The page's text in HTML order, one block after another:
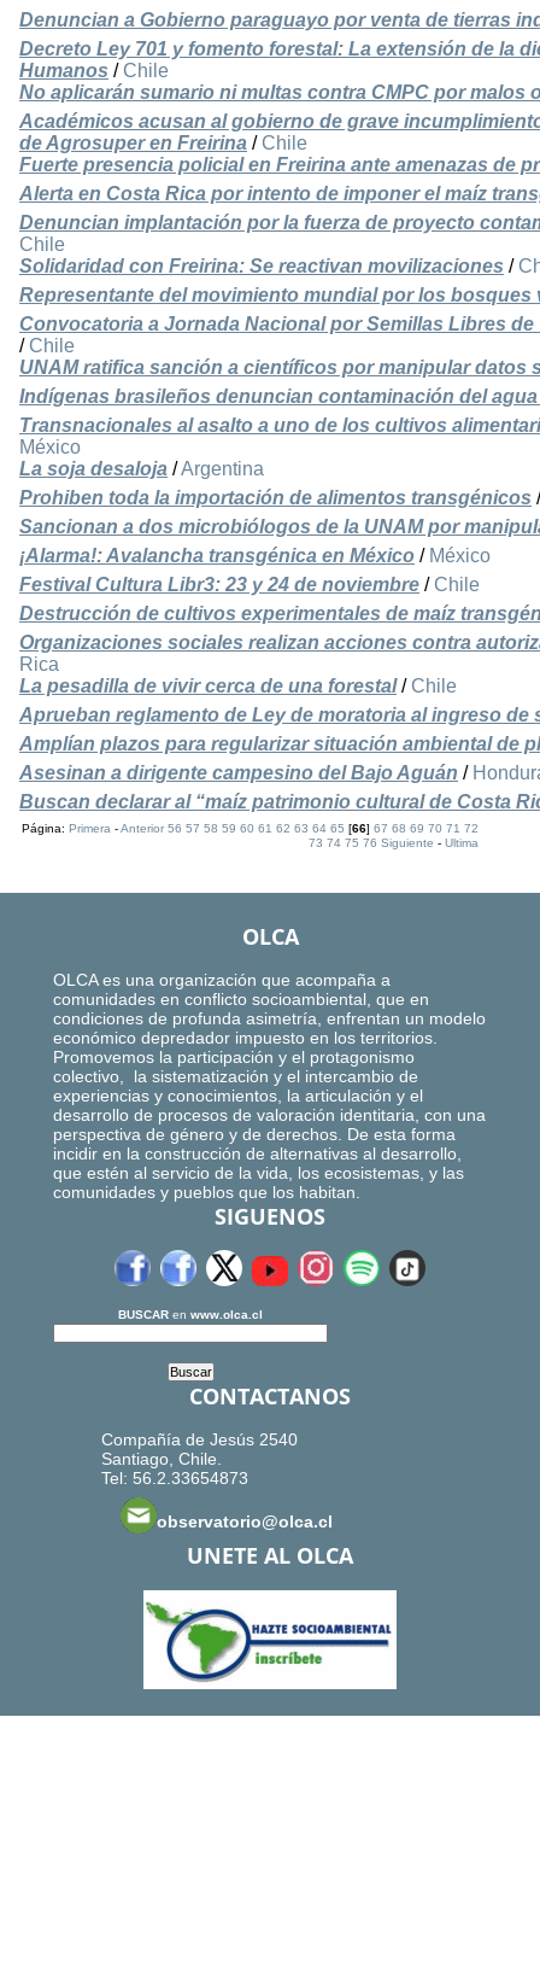
Denuncian a Gobierno paraguayo por venta de tierras
Decreto Ley 701 y fomento forestal: La extensión de la
Humanos / Chile
No aplicarán sumario ni multas contra CMPC por malos
Académicos acusan al gobierno de grave
de Agrosuper en Freirina / Chile
Fuerte presencia policial en Freirina ante amenazas de
Alerta en Costa Rica por intento de imponer el maíz
Denuncian implantación por la fuerza de proyecto
Chile
Solidaridad con Freirina: Se reactivan movilizaciones /
Representante del movimiento mundial por los
Convocatoria a Jornada Nacional por Semillas Libres
/ Chile
UNAM ratifica sanción a científicos por manipular datos
Indígenas brasileños denuncian contaminación del
Transnacionales al asalto a uno de los cultivos
México
La soja desaloja /Argentina
Prohiben toda la importación de alimentos transgénicos
Sancionan a dos microbiólogos de la UNAM por
¡Alarma!: Avalancha transgénica en México / México
Festival Cultura Libr3: 23 y 24 de noviembre / Chile
Destrucción de cultivos experimentales de maíz
Organizaciones sociales realizan acciones contra
Rica
La pesadilla de vivir cerca de una forestal/ Chile
Aprueban reglamento de Ley de moratoria al ingreso de
Amplían plazos para regularizar situación ambiental de
Asesinan a dirigente campesino del Bajo Aguán /
Buscan declarar al “maíz patrimonio cultural de Costa
Página:Primera -Anterior 56 57 58 59 60 61 62 63 64 65 [66]67 68 69 70 71 72
73 74 75 76 Siguiente -Ultima
OLCA
OLCA es una organización que acompaña a
comunidades en conflicto socioambiental, que en
condiciones de profunda asimetría, enfrentan un modelo
económico depredador impuesto en los territorios.
Promovemos la participación y el protagonismo
colectivo, la sistematización y el intercambio de
experiencias y conocimientos, la articulación y el
desarrollo de procesos de valoración identitaria, con una
perspectiva de género y de derechos. De esta forma
incidir en la construcción de alternativas al desarrollo,
que estén al servicio de la vida, los ecosistemas, y las
comunidades y pueblos que los habitan.
SIGUENOS
BUSCAR en www.olca.cl
CONTACTANOS
Compañía de Jesús 2540
Santiago, Chile.
Tel: 56.2.33654873
observatorio@olca.cl
UNETE AL OLCA